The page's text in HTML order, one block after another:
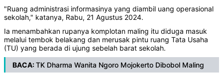
"Ruang administrasi informasinya yang diambil uang operasional
sekolah," katanya, Rabu, 21 Agustus 2024.
Ia menambahkan rupanya komplotan maling itu diduga masuk
melalui tembok belakang dan merusak pintu ruang Tata Usaha
(TU) yang berada di ujung sebelah barat sekolah.
BACA:TK Dharma Wanita Ngoro Mojokerto Dibobol Maling